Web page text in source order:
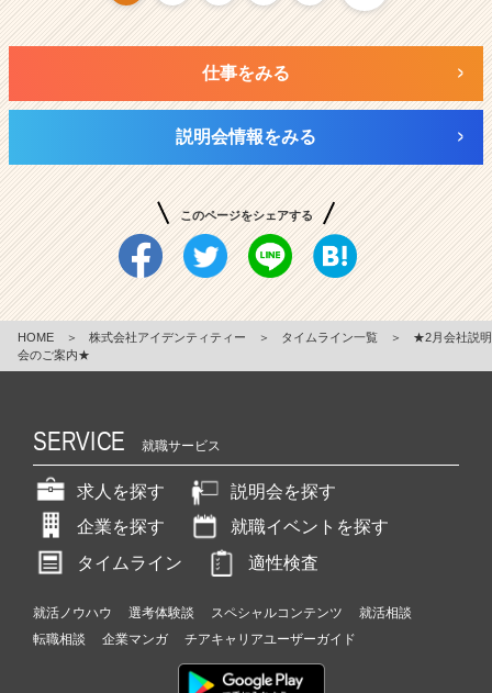
仕事をみる
説明会情報をみる
このページをシェアする
HOME ＞ 株式会社アイデンティティー ＞ タイムライン一覧 ＞
★2月会社説明
会のご案内★
SERVICE 就職サービス
求人を探す
説明会を探す
企業を探す
就職イベントを探す
タイムライン
適性検査
就活ノウハウ 選考体験談 スペシャルコンテンツ
就活相談
転職相談
企業マンガ チアキャリアユーザーガイド